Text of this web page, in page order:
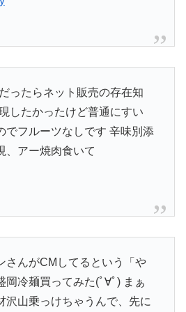
ったらネット販売の存在知
したかったけど普通にすい
でフルーツなしです 辛味別添
、アー焼肉食いて
さんがCMしてるという「や
岡冷麺買ってみた(ﾟ∀ﾟ) まぁ
沢山乗っけちゃうんで、先に